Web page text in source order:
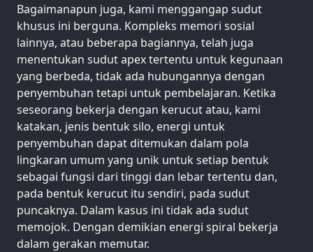
Bagaimanapun juga, kami menggangap sudut
khusus ini berguna. Kompleks memori sosial
lainnya, atau beberapa bagiannya, telah juga
menentukan sudut apex tertentu untuk kegunaan
yang berbeda, tidak ada hubungannya dengan
penyembuhan tetapi untuk pembelajaran. Ketika
seseorang bekerja dengan kerucut atau, kami
katakan, jenis bentuk silo, energi untuk
penyembuhan dapat ditemukan dalam pola
lingkaran umum yang unik untuk setiap bentuk
sebagai fungsi dari tinggi dan lebar tertentu dan,
pada bentuk kerucut itu sendiri, pada sudut
puncaknya. Dalam kasus ini tidak ada sudut
memojok. Dengan demikian energi spiral bekerja
dalam gerakan memutar.